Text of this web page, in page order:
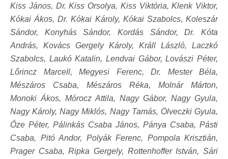
Kiss János, Dr. Kiss Orsolya, Kiss Viktória, Klenk Viktor,
Kókai Ákos, Dr. Kókai Károly, Kókai Szabolcs, Koleszár
Sándor, Konyhás Sándor, Kordás Sándor, Dr. Kóta
András, Kovács Gergely Károly, Králl László, Laczkó
Szabolcs, Laukó Katalin, Lendvai Gábor, Lovászi Péter,
Lőrincz Marcell, Megyesi Ferenc, Dr. Mester Béla,
Mészáros Csaba, Mészáros Réka, Molnár Márton,
Monoki Ákos, Mórocz Attila, Nagy Gábor, Nagy Gyula,
Nagy Károly, Nagy Miklós, Nagy Tamás, Ölveczki Gyula,
Őze Péter, Pálinkás Csaba János, Pánya Csaba, Pásti
Csaba, Pitó Andor, Polyák Ferenc, Pompola Krisztián,
Prager Csaba, Ripka Gergely, Rottenhoffer István, Sári